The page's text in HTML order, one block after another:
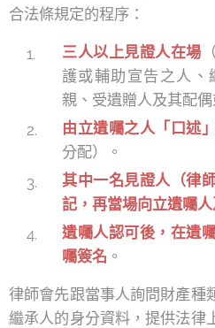
合法條規定的程序：
三人以上見證人在場
護或輔助宣告之人、
親、受遺贈人及其配偶
由立遺囑之人「口述
分配）。
其中一名見證人（律
記，再當場向立遺囑
遺囑人認可後，在遺
囑簽名 。
律師會先跟當事人詢問財產種
繼承人的身分資料，提供法律